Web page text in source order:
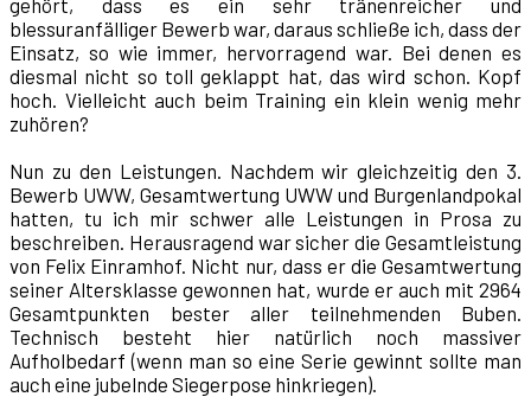
gehört, dass es ein sehr tränenreicher und
blessuranfälliger Bewerb war, daraus schließe ich, dass der
Einsatz, so wie immer, hervorragend war. Bei denen es
diesmal nicht so toll geklappt hat, das wird schon. Kopf
hoch. Vielleicht auch beim Training ein klein wenig mehr
zuhören?
Nun zu den Leistungen. Nachdem wir gleichzeitig den 3.
Bewerb UWW, Gesamtwertung UWW und Burgenlandpokal
hatten, tu ich mir schwer alle Leistungen in Prosa zu
beschreiben. Herausragend war sicher die Gesamtleistung
von Felix Einramhof. Nicht nur, dass er die Gesamtwertung
seiner Altersklasse gewonnen hat, wurde er auch mit 2964
Gesamtpunkten bester aller teilnehmenden Buben.
Technisch besteht hier natürlich noch massiver
Aufholbedarf (wenn man so eine Serie gewinnt sollte man
auch eine jubelnde Siegerpose hinkriegen).